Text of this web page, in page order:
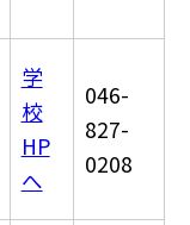
学
校
HP
へ
046-
827-
0208